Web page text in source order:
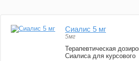
Сиалис 5 мг
5мг
Терапевтическая
Сиалиса для курсового